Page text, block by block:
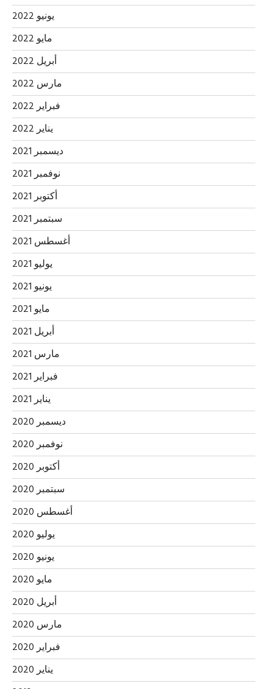
يونيو 2022
مايو 2022
أبريل 2022
مارس 2022
فبراير 2022
يناير 2022
ديسمبر 2021
نوفمبر 2021
أكتوبر 2021
سبتمبر 2021
أغسطس 2021
يوليو 2021
يونيو 2021
مايو 2021
أبريل 2021
مارس 2021
فبراير 2021
يناير 2021
ديسمبر 2020
نوفمبر 2020
أكتوبر 2020
سبتمبر 2020
أغسطس 2020
يوليو 2020
يونيو 2020
مايو 2020
أبريل 2020
مارس 2020
فبراير 2020
يناير 2020